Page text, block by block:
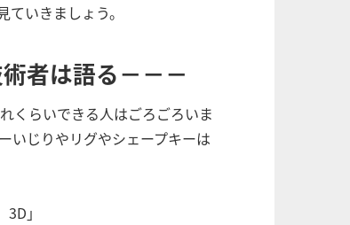
いきましょう。
者は語る－－－
くらいできる人はごろごろいま
いじりやリグやシェープキーは
」